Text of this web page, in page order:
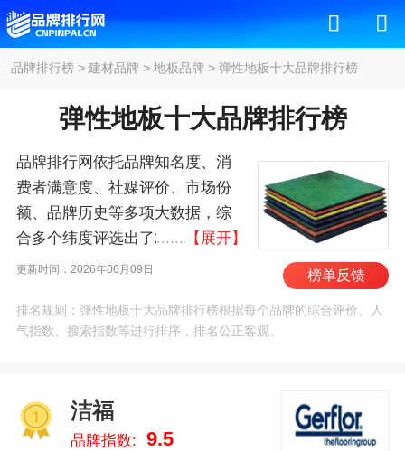
品牌排行榜> 建材品牌 > 地板品牌 > 弹性地板十大品牌排行榜
弹性地板十大品牌排行榜
品牌排行网依托品牌知名度、消
费者满意度、社媒评价、市场份
额、品牌历史等多项大数据，综
合多个纬度评选出了2026年弹性
地板十大品牌排行榜，其中前十
壮/ARMSTRONG、福尔
波/Forbo、LGHausys、得
Hausys、肯帝亚/KENTIER 。我
们致力于用最真实的数据告诉您
【展开】
更新时间：2026年06月09日 榜单反馈
排名规则：弹性地板十大品牌排行榜根据每个品牌的综合评价、人
气指数、搜索指数等进行排序，排名公正客观。
1
洁福
品牌指数: 9.5